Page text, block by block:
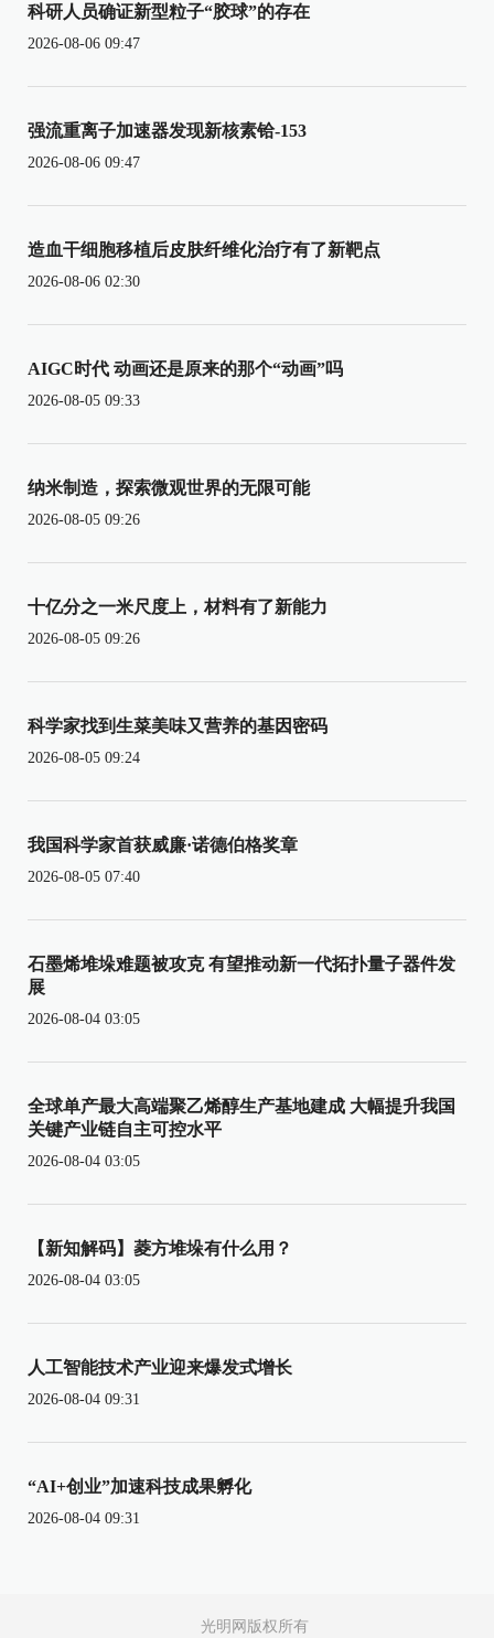
科研人员确证新型粒子“胶球”的存在
2026-08-06 09:47
强流重离子加速器发现新核素铪-153
2026-08-06 09:47
造血干细胞移植后皮肤纤维化治疗有了新靶点
2026-08-06 02:30
AIGC时代 动画还是原来的那个“动画”吗
2026-08-05 09:33
纳米制造，探索微观世界的无限可能
2026-08-05 09:26
十亿分之一米尺度上，材料有了新能力
2026-08-05 09:26
科学家找到生菜美味又营养的基因密码
2026-08-05 09:24
我国科学家首获威廉·诺德伯格奖章
2026-08-05 07:40
石墨烯堆垛难题被攻克 有望推动新一代拓扑量子器件发
展
2026-08-04 03:05
全球单产最大高端聚乙烯醇生产基地建成 大幅提升我国
关键产业链自主可控水平
2026-08-04 03:05
【新知解码】菱方堆垛有什么用？
2026-08-04 03:05
人工智能技术产业迎来爆发式增长
2026-08-04 09:31
“AI+创业”加速科技成果孵化
2026-08-04 09:31
光明网版权所有